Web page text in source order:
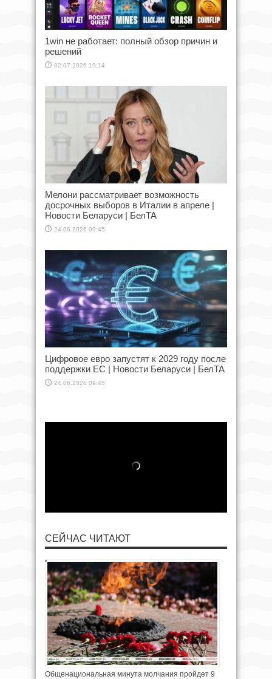
1win не работает: полный обзор причин и
решений
02.07.2026 19:14
Мелони рассматривает возможность
досрочных выборов в Италии в апреле |
Новости Беларуси | БелТА
24.06.2026 09:45
Цифровое евро запустят к 2029 году после
поддержки ЕС | Новости Беларуси | БелТА
24.06.2026 09:45
СЕЙЧАС ЧИТАЮТ
Общенациональная минута молчания пройдет 9